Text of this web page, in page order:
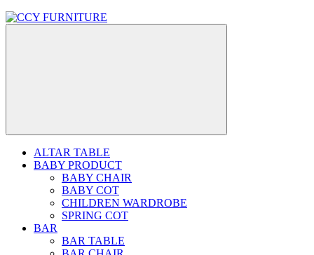
ALTAR TABLE
BABY PRODUCT
BABY CHAIR
BABY COT
CHILDREN WARDROBE
SPRING COT
BAR
BAR TABLE